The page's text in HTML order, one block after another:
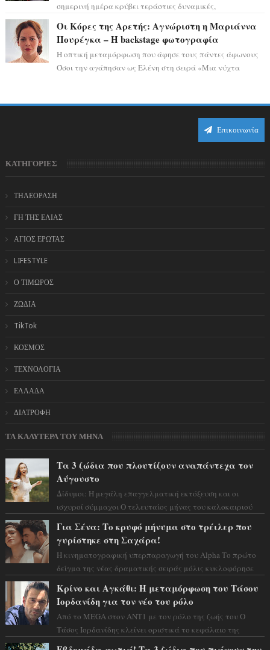
σημερινή ημέρα κρύβει τεράστιες δυναμικές,
Οι Κόρες της Αρετής: Αγνώριστη η Μαριάννα
Πουρέγκα – H backstage φωτογραφία
Η οπτική μεταμόρφωση που άφησε τους πάντες άφωνους
Όσοι την αγάπησαν ως Ελένη στη σειρά «Μια νύχτα
Επικοινωνία
ΚΑΤΗΓΟΡΙΕΣ
ΤΗΛΕΟΡΑΣΗ
ΓΗ ΤΗΣ ΕΛΙΑΣ
ΑΓΙΟΣ ΕΡΩΤΑΣ
LIFESTYLE
Ο ΤΙΜΩΡΟΣ
ΖΩΔΙΑ
TikTok
ΚΟΣΜΟΣ
ΤΕΧΝΟΛΟΓΙΑ
ΕΛΛΑΔΑ
ΔΙΑΤΡΟΦΗ
ΤΑ ΚΑΛΥΤΕΡΑ ΤΟΥ ΜΗΝΑ
Τα 3 ζώδια που πλουτίζουν αναπάντεχα τον
Αύγουστο
Δίδυμοι: Η μεγάλη επαγγελματική εκτόξευση και οι
ισχυροί σύμμαχοι Ο τελευταίος μήνας του καλοκαιριού
Για Σένα: Το κρυφό μήνυμα στο τρέιλερ που
γυρίστηκε στη Σαχάρα!
Η κινηματογραφική υπερπαραγωγή του Alpha Το πρώτο
δείγμα της νέας δραματικής σειράς μόλις κυκλοφόρησε
Κρίνο και Αγκάθι: Η μεταμόρφωση του Τάσου
Ιορδανίδη για τον νέο του ρόλο
Από το MEGA στον ΑΝΤ1 με τον ρόλο της ζωής του Ο
Τάσος Ιορδανίδης κλείνει οριστικά το κεφάλαιο της